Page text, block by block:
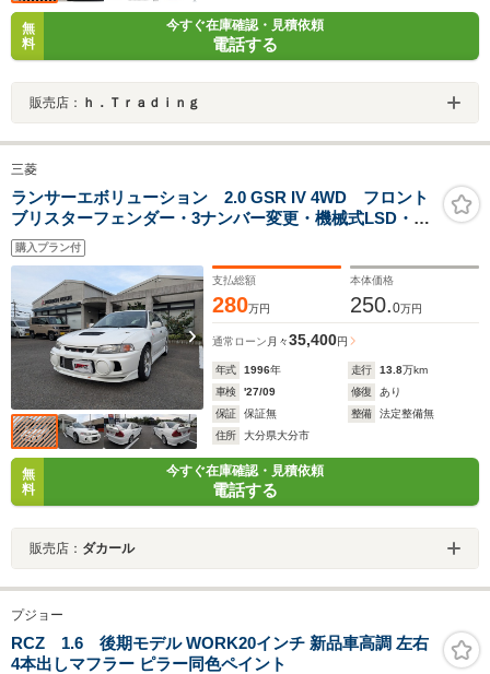
無
料
今すぐ在庫確認・見積依頼
電話する
販売店： ｈ．Ｔｒａｄｉｎｇ
三菱
ランサーエボリューション 2.0 GSR IV 4WD フロント
ブリスターフェンダー・3ナンバー変更・機械式LSD・ブ
リッツ3連メーター競技未使用
購入プラン付
支払総額
280万円
本体価格
250.0万円
通常ローン 月々35,400円
年式 1996年 走行 13.8万km
車検
'27/09 修復
あり
保証
保証無 整備
法定整備無
住所
大分県大分市
無
料
今すぐ在庫確認・見積依頼
電話する
販売店： ダカール
プジョー
RCZ 1.6 後期モデル WORK20インチ 新品車高調 左右
4本出しマフラー ピラー同色ペイント